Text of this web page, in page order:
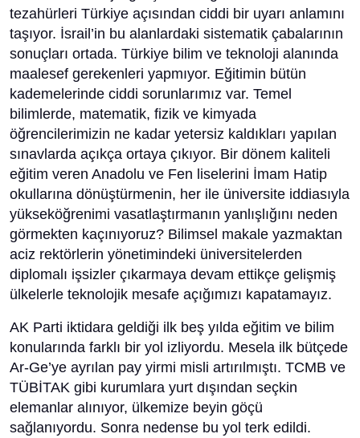
tezahürleri Türkiye açısından ciddi bir uyarı anlamını
taşıyor. İsrail’in bu alanlardaki sistematik çabalarının
sonuçları ortada. Türkiye bilim ve teknoloji alanında
maalesef gerekenleri yapmıyor. Eğitimin bütün
kademelerinde ciddi sorunlarımız var. Temel
bilimlerde, matematik, fizik ve kimyada
öğrencilerimizin ne kadar yetersiz kaldıkları yapılan
sınavlarda açıkça ortaya çıkıyor. Bir dönem kaliteli
eğitim veren Anadolu ve Fen liselerini İmam Hatip
okullarına dönüştürmenin, her ile üniversite iddiasıyla
yükseköğrenimi vasatlaştırmanın yanlışlığını neden
görmekten kaçınıyoruz? Bilimsel makale yazmaktan
aciz rektörlerin yönetimindeki üniversitelerden
diplomalı işsizler çıkarmaya devam ettikçe gelişmiş
ülkelerle teknolojik mesafe açığımızı kapatamayız.
AK Parti iktidara geldiği ilk beş yılda eğitim ve bilim
konularında farklı bir yol izliyordu. Mesela ilk bütçede
Ar-Ge’ye ayrılan pay yirmi misli artırılmıştı. TCMB ve
TÜBİTAK gibi kurumlara yurt dışından seçkin
elemanlar alınıyor, ülkemize beyin göçü
sağlanıyordu. Sonra nedense bu yol terk edildi.